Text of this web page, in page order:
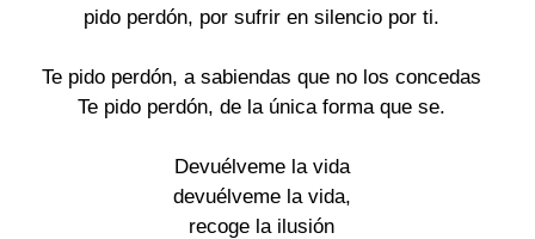
pido perdón, por sufrir en silencio por ti.
Te pido perdón, a sabiendas que no los concedas
Te pido perdón, de la única forma que se.
Devuélveme la vida
devuélveme la vida,
recoge la ilusión